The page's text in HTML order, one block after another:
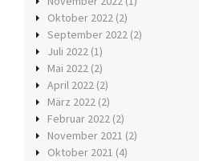
Oktober 2022 (2)
September 2022 (2)
Juli 2022 (1)
Mai 2022 (2)
April 2022 (2)
März 2022 (2)
Februar 2022 (2)
November 2021 (2)
Oktober 2021 (4)